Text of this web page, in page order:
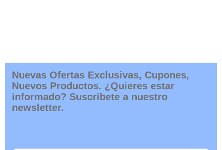
Nuevas Ofertas Exclusivas, Cupones,
Nuevos Productos. ¿Quieres estar
informado? Suscribete a nuestro
newsletter.